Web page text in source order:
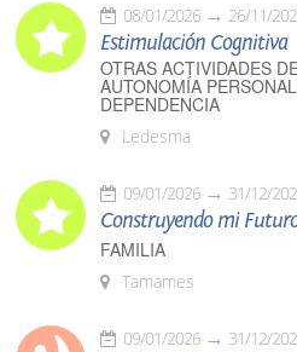
08/01/2026 26/11/
Estimulación Cognitiva
OTRAS ACTIVIDADES
AUTONOMÍA
DEPENDENCIA
Ledesma
09/01/2026 31/12/
Construyendo mi
FAMILIA
Tamames
09/01/2026 31/12/